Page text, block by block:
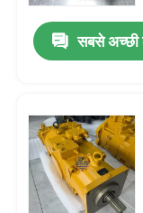
सबसे अच्छी